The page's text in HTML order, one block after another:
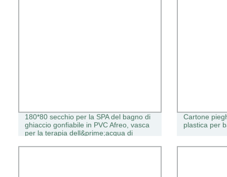
180*80 secchio per la SPA del bagno di
ghiaccio gonfiabile in PVC Afreo, vasca
per la terapia dell&prime;acqua di
pieghevole, Sauna vasca da bagno di
Cartone
plastica per